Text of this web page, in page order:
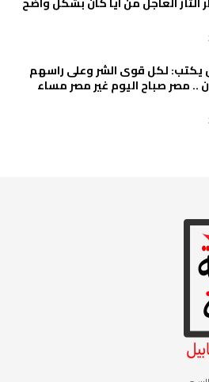
يكتب: لكل قوى الشر وعلى راسهم
.. مصر صباح اليوم غير مصر مساء